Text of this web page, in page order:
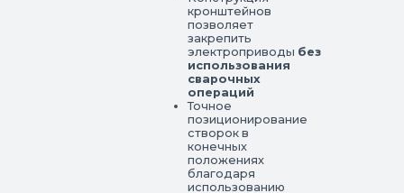
кронштейнов
позволяет
закрепить
электроприводы без
использования
сварочных
операций
Точное
позиционирование
створок в
конечных
положениях
благодаря
использованию